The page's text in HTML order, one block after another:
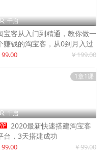
千启
宝客从入门到精通，教你做一
赚钱的淘宝客，从0到月入过
99.00 ¥ 199.00
1章1课
千启
2020最新快速搭建淘宝客
台，3天搭建成功
99.00 ¥ 99.00